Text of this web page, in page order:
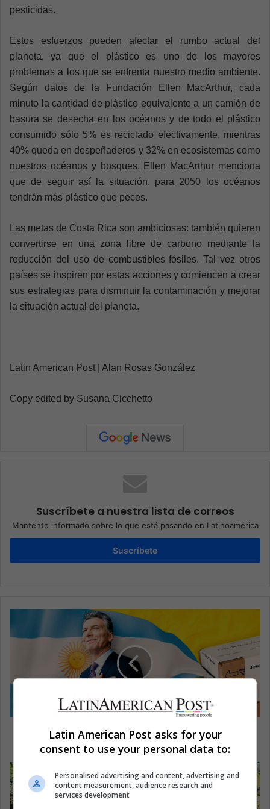
pesticidas.
Estos esfuerzos pueden afectar el rumbo actual del
planeta, ya que el plástico es uno de los mayores
problemas a los que se enfrenta nuestro medio ambiente.
Según datos de la Fundación Ellen MacArthur, cada
minuto la cantidad de plástico equivalente a un camión de
basura se desecha en los océanos y de todo el plástico
consumido sólo 5% es reciclado efectivamente, mientras
40% queda en despeñaderos y 32% en ecosistemas como
nuestros océanos y bosques. Ellen MacArthur menciona
que de seguir así la situación, para 2050 los océanos
tendrán más plástico que peces.
Las metas de Costa Rica son ambiciosas: también quieren
convertirse en una zona libre de carbono mediante la
reducción del uso de combustibles fósiles. Tal vez otros
países se inspiren por estas acciones y comiencen a crear
sus estrategias para disminuir la contaminación y mejorar
la situación actual del planeta.
Latin American Post | Alan Rosas González
Copy edited by Susana Cicchetto
Suscríbete a nuestra lista de correos
Mantente informado sobre lo que está pasando en Latinoamérica
Suscríbete
PASO: Macri sale reforzado con miras a las
generales
Latin American Post asks for your
consent to use your personal data to:
Personalised advertising and content, advertising and
content measurement, audience research and
services development